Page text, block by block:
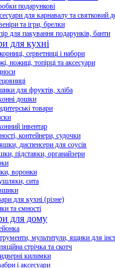
подарункові
для карнавалу та святковий
та ігри, брелки
для пакування подарунків, банти
для кухні
серветниці і набори
ножиці, топірці та аксесуари
для фруктів, хліба
дошки
товари
інвентар
контейнери, судочки
диспенсери для соусів
підставки, органайзери
воронки
сита
для кухні (різне)
та ємності
для дому
мультитули, ящики для
стрічка та скотч
килимки
і аксесуари